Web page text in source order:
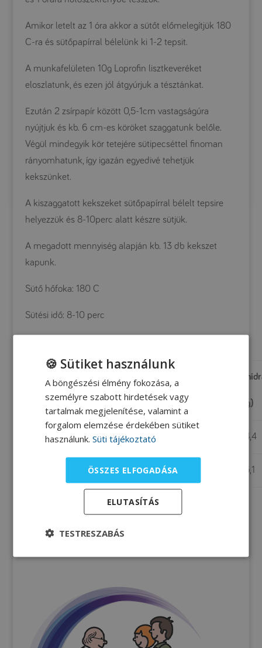
Amikor letelt az 1 óra akkor a sütőt előmelegítjük 180
C-ra és sütőpapírral bélelünk ki 1-2 tepsit.
A munkafelületen 10g Loprofin lisztkeveréket
eloszlatunk, és ezen jól átgyúrjuk a tésztánkat.
Ezután 2 zsírpapír között 0,5-1cm vastagságúra
nyújtjuk és kb. 6 cm-es köröket szaggatunk belőle.
Végül mindegyik kör tetejére sütipecséttel finoman
rányomhatunk, így igazán egyedivé tehetjük
kekszünket.
A kiszaggatott kekszeket sütőpapírral bélelt tepsire
helyezzük és 8-10perc alatt készre sütjük.
A megadott mennyiség alapján kb. 13 db kekszet
kapunk.
Sütő hőfoka: 180 C
Sütési idő: 8-10 perc
Mennyiség
(kcal) (mg) (g) (g)
100g 588,9 62,1 64,4
147,2 15,5 0,3 16,1
🍪 Sütiket használunk
A böngészési élmény fokozása, a
személyre szabott hirdetések vagy
tartalmak megjelenítése, valamint a
forgalom elemzése érdekében sütiket
használunk. Süti tájékoztató
ÖSSZES ELFOGADÁSA
ELUTASÍTÁS
TESTRESZABÁS